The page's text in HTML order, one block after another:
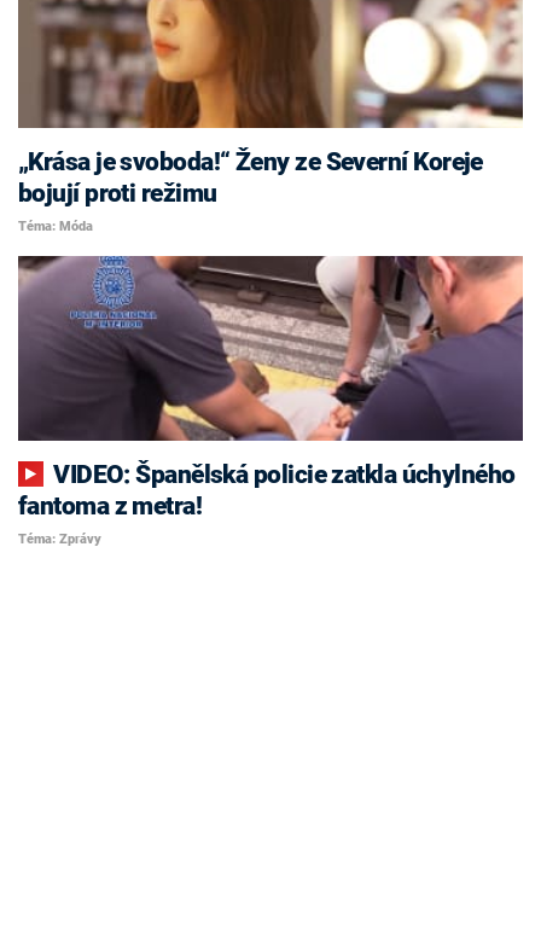
„Krása je svoboda!“ Ženy ze Severní Koreje
bojují proti režimu
Téma: Móda
VIDEO: Španělská policie zatkla úchylného
fantoma z metra!
Téma: Zprávy